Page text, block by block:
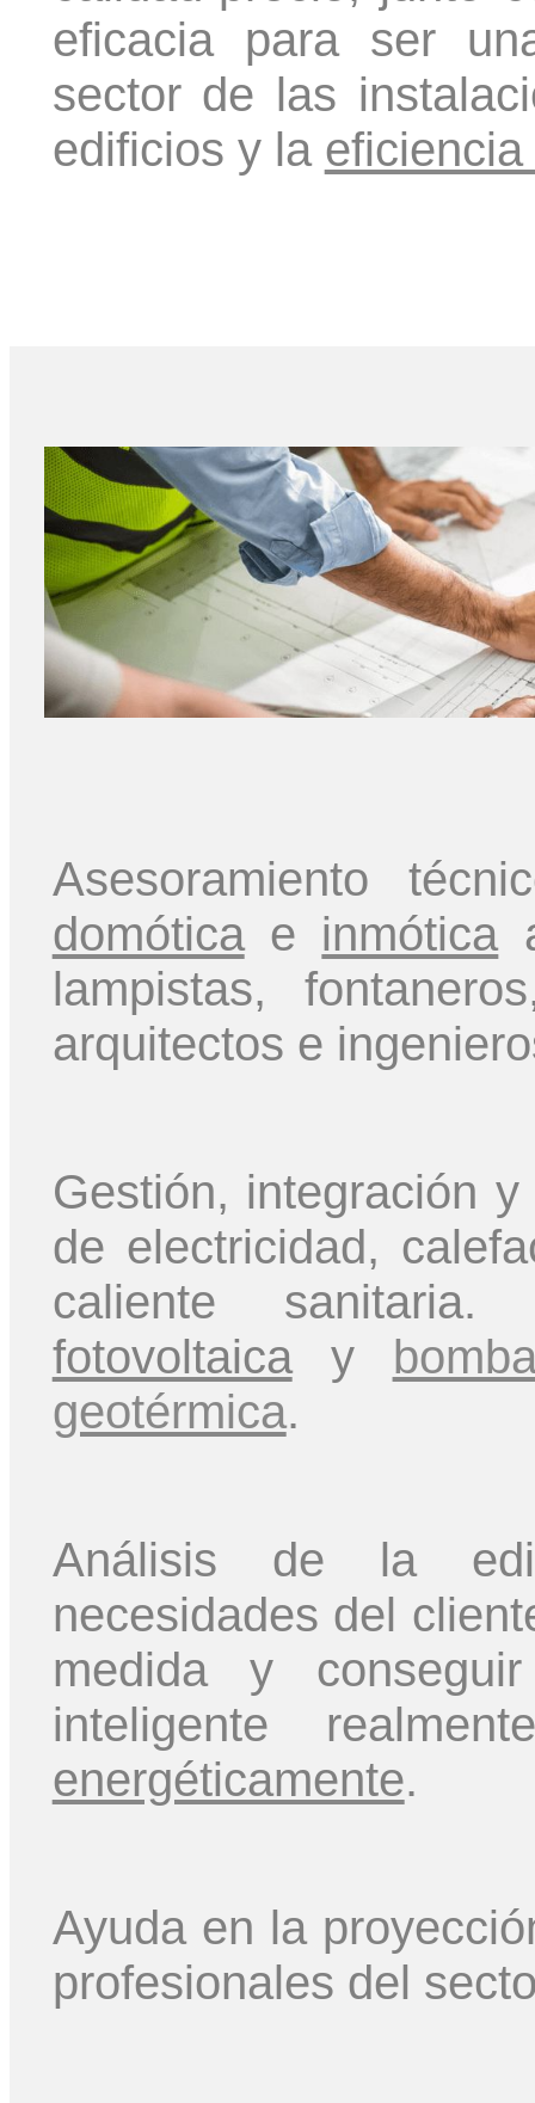
eficacia para ser
sector de las
edificios y la
Asesoramiento
domóticae inmótica
lampistas,
arquitectos e
Gestión, integración
de electricidad,
caliente
fotovoltaicay
geotérmica.
Análisis de la
necesidades del
medida y
inteligente
energéticamente.
Ayuda en la
profesionales del